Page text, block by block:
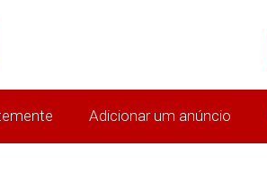
Adicionar um anúncio